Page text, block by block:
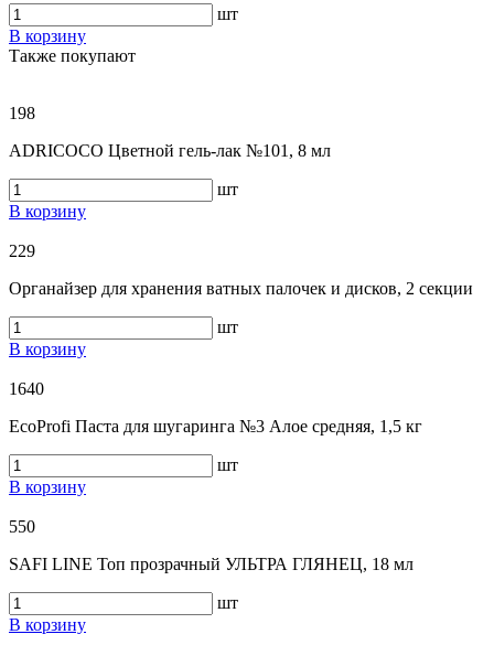
шт
В корзину
Также покупают
198
ADRICOCO Цветной гель-лак №101, 8 мл
шт
В корзину
229
Органайзер для хранения ватных палочек и дисков, 2 секции
шт
В корзину
1640
EcoProfi Паста для шугаринга №3 Алое средняя, 1,5 кг
шт
В корзину
550
SAFI LINE Топ прозрачный УЛЬТРА ГЛЯНЕЦ, 18 мл
шт
В корзину